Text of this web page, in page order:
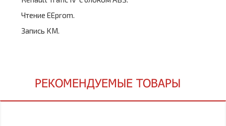
Чтение EEprom.
Запись KM.
РЕКОМЕНДУЕМЫЕ ТОВАРЫ